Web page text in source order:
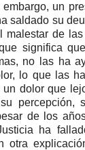
un
saldado su
malestar de
significa
no las ha
lo que las
dolor que
percepción,
de los
ha
otra